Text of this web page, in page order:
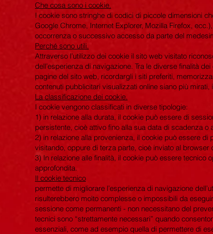
Che cosa sono i cookie.
I cookie sono stringhe di codici di piccole dimensioni
Google Chrome, Internet Explorer, Mozilla Firefox,
occorrenza o successivo accesso da parte del
Perché sono utili.
Attraverso l’utilizzo dei cookie il sito web visitato
dell’esperienza di navigazione. Tra le diverse finalità
pagine del sito web, ricordargli i siti preferiti,
contenuti pubblicitari visualizzati online siano più mirati,
La classificazione dei cookie.
I cookie vengono classificati in diverse tipologie:
1) in relazione alla durata, il cookie può essere di
persistente, cioè attivo fino alla sua data di scadenza o
2) in relazione alla provenienza, il cookie può essere
visitando, oppure di terza parte, cioè inviato al
3) In relazione alle finalità, il cookie può essere tecnico
approfondita.
Il cookie tecnico
permette di migliorare l’esperienza di navigazione
risulterebbero molto complesse o impossibili da
sessione come permanenti - non necessitano del
tecnici sono “strettamente necessari” quando
essenziali, come ad esempio quella di permettere di